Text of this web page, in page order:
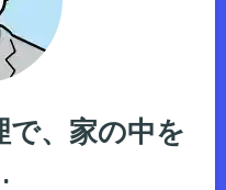
で、家の中を